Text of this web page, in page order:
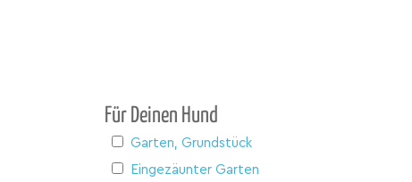
Für Deinen Hund
Garten, Grundstück
Eingezäunter Garten